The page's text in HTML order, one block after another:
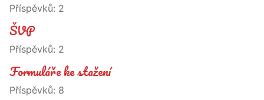
Příspěvků: 2
ŠVP
Příspěvků: 2
Formuláře ke stažení
Příspěvků: 8